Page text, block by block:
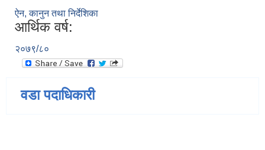
ऐन, कानुन तथा निर्देशिका
आर्थिक वर्ष:
२०७९/८०
वडा पदाधिकारी